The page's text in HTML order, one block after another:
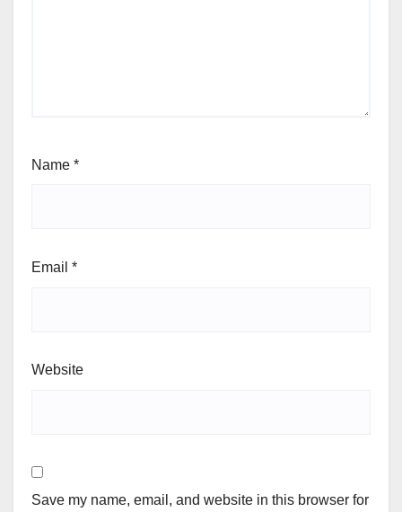
Name *
Email *
Website
Save my name, email, and website in this browser for